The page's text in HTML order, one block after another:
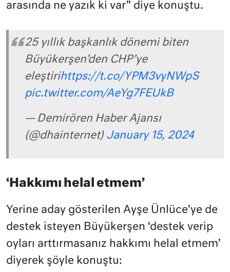
arasında ne yazık ki var” diye konuştu.
25 yıllık başkanlık dönemi biten
Büyükerşen’den CHP’ye
eleştirihttps://t.co/YPM3vyNWpS
pic.twitter.com/AeYg7FEUkB
— Demirören Haber Ajansı
(@dhainternet) January 15, 2024
‘Hakkımı helal etmem’
Yerine aday gösterilen Ayşe Ünlüce’ye de
destek isteyen Büyükerşen ‘destek verip
oyları arttırmasanız hakkımı helal etmem’
diyerek şöyle konuştu: